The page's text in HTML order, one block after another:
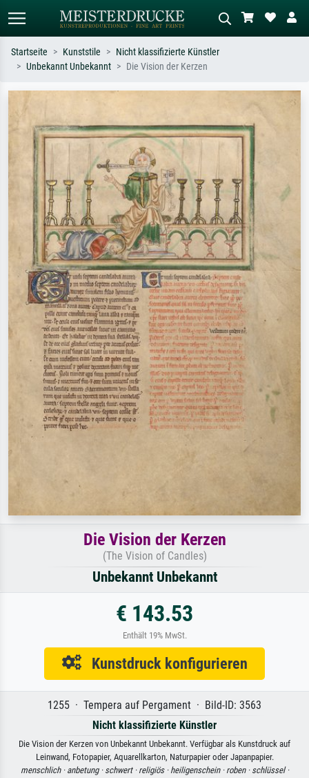
Suchen Sie nach Künstlern, Werktiteln
Sternennacht, Impressionismus, Welle
Hokusai, Akt.
Beschreiben Sie die Szene – z.B. Grüne
Ölgemälde, Stehender Akt neben einem
Baum.
Startseite Kunststile
Nicht klassifizierte Künstler
Unbekannt Unbekannt
Die Vision der Kerzen
Die Vision der Kerzen
(The Vision of Candles)
Unbekannt Unbekannt
€ 143.53
Enthält 19% MwSt.
Kunstdruck konfigurieren
1255 · Tempera auf Pergament · Bild-ID: 3563
Nicht klassifizierte Künstler
Die Vision der Kerzen von Unbekannt Unbekannt. Verfügbar als Kunstdruck auf
Leinwand, Fotopapier, Aquarellkarton, Naturpapier oder Japanpapier.
menschlich · anbetung · schwert · religiös · heiligenschein · roben · schlüssel ·